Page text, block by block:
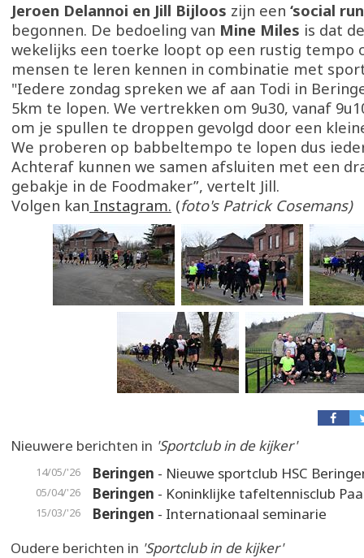
Jeroen Delannoi en Jill Bijloos zijn een ‘social
begonnen. De bedoeling van Mine Miles is dat
wekelijks een toerke loopt op een rustig tempo
mensen te leren kennen in combinatie met
"Iedere zondag spreken we af aan Todi in
5km te lopen. We vertrekken om 9u30, vanaf
om je spullen te droppen gevolgd door een
We proberen op babbeltempo te lopen dus
Achteraf kunnen we samen afsluiten met een
gebakje in de Foodmaker”, vertelt Jill.
Volgen kan Instagram. (foto's Patrick Cosemans)
Nieuwere berichten in 'Sportclub in de kijker'
14/05/'26 Beringen - Nieuwe sportclub HSC
05/04/'26 Beringen - Koninklijke tafeltennisclub
15/03/'26 Beringen - Internationaal seminarie
Oudere berichten in 'Sportclub in de kijker'